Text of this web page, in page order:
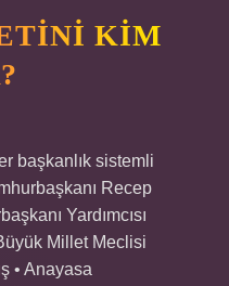
KIM
başkanlık sistemli
Recep
Yardımcısı
Millet Meclisi
• Anayasa